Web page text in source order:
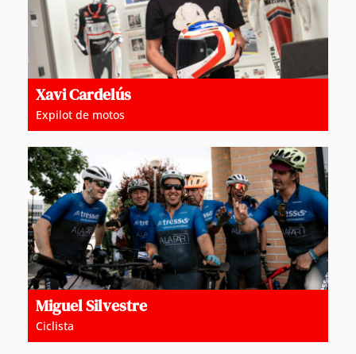
Xavi Cardelús
Expilot de motos
Miguel Silvestre
Ciclista